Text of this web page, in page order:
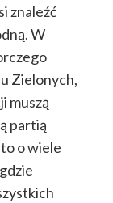
znaleźć
W
Zielonych,
muszą
partią
o wiele